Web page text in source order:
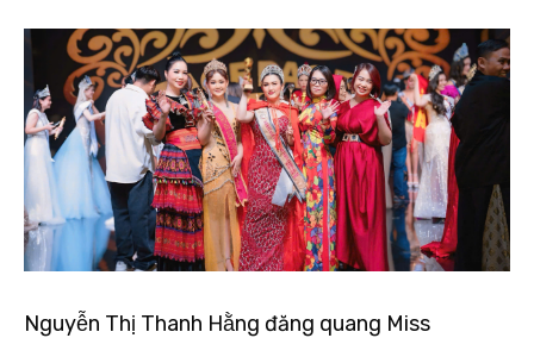
Nguyễn Thị Thanh Hằng đăng quang Miss